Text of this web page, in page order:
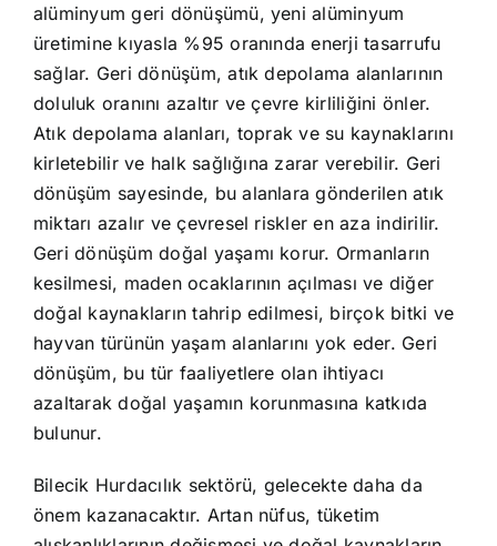
alüminyum geri dönüşümü, yeni alüminyum
üretimine kıyasla %95 oranında enerji tasarrufu
sağlar. Geri dönüşüm, atık depolama alanlarının
doluluk oranını azaltır ve çevre kirliliğini önler.
Atık depolama alanları, toprak ve su kaynaklarını
kirletebilir ve halk sağlığına zarar verebilir. Geri
dönüşüm sayesinde, bu alanlara gönderilen atık
miktarı azalır ve çevresel riskler en aza indirilir.
Geri dönüşüm doğal yaşamı korur. Ormanların
kesilmesi, maden ocaklarının açılması ve diğer
doğal kaynakların tahrip edilmesi, birçok bitki ve
hayvan türünün yaşam alanlarını yok eder. Geri
dönüşüm, bu tür faaliyetlere olan ihtiyacı
azaltarak doğal yaşamın korunmasına katkıda
bulunur.
Bilecik Hurdacılık sektörü, gelecekte daha da
önem kazanacaktır. Artan nüfus, tüketim